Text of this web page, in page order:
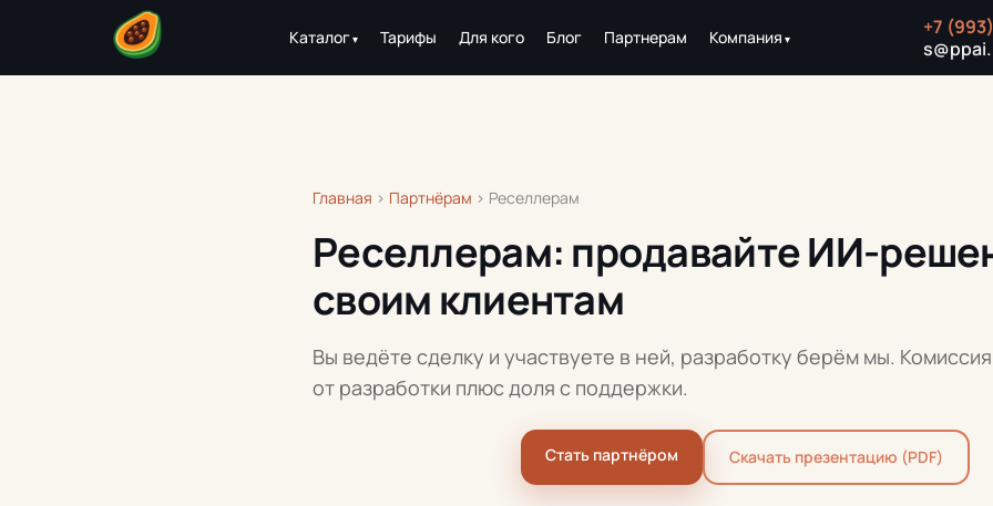
Каталог Тарифы Для кого Блог Партнерам Компания
+7
Главная › Партнёрам › Реселлерам
Реселлерам: продавайте ИИ-
своим клиентам
Вы ведёте сделку и участвуете в ней, разработку берём мы.
от разработки плюс доля с поддержки.
Стать партнёром Скачать презентацию (PDF)